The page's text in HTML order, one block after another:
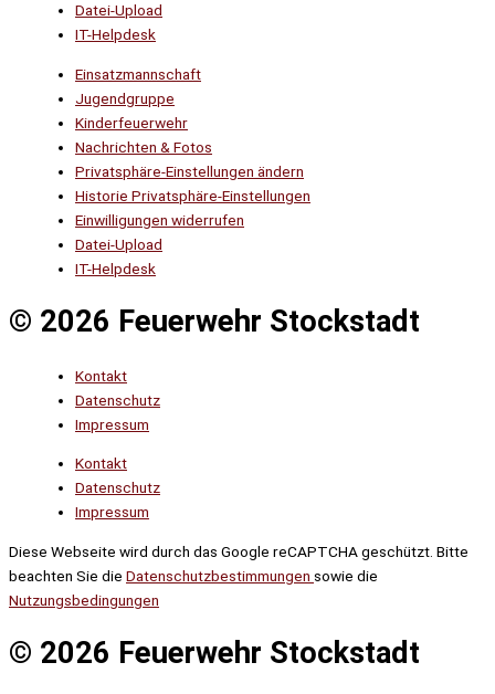
Datei-Upload
IT-Helpdesk
Einsatzmannschaft
Jugendgruppe
Kinderfeuerwehr
Nachrichten & Fotos
Privatsphäre-Einstellungen ändern
Historie Privatsphäre-Einstellungen
Einwilligungen widerrufen
Datei-Upload
IT-Helpdesk
© 2026 Feuerwehr Stockstadt
Kontakt
Datenschutz
Impressum
Kontakt
Datenschutz
Impressum
Diese Webseite wird durch das Google reCAPTCHA geschützt. Bitte
beachten Sie die Datenschutzbestimmungen sowie die
Nutzungsbedingungen
© 2026 Feuerwehr Stockstadt